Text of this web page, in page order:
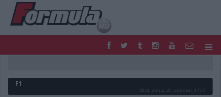
FORMULA
MOTOR
F1
2024. június 22. szombat, 17:23